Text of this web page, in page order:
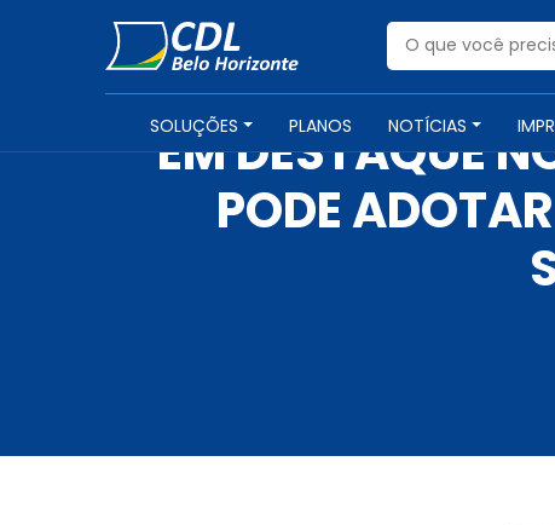
SOLUÇÕES PLANOS NOTÍCIAS
EM DESTAQUE
PODE